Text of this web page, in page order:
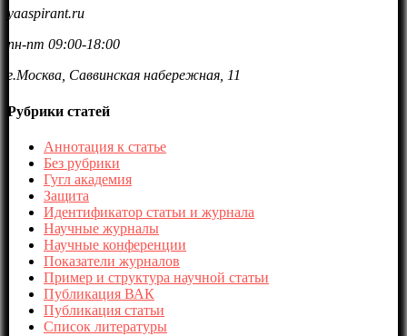
yaaspirant.ru
пн-пт 09:00-18:00
г.Москва, Саввинская набережная, 11
Рубрики статей
Аннотация к статье
Без рубрики
Гугл академия
Защита
Идентификатор статьи и журнала
Научные журналы
Научные конференции
Показатели журналов
Пример и структура научной статьи
Публикация ВАК
Публикация статьи
Список литературы